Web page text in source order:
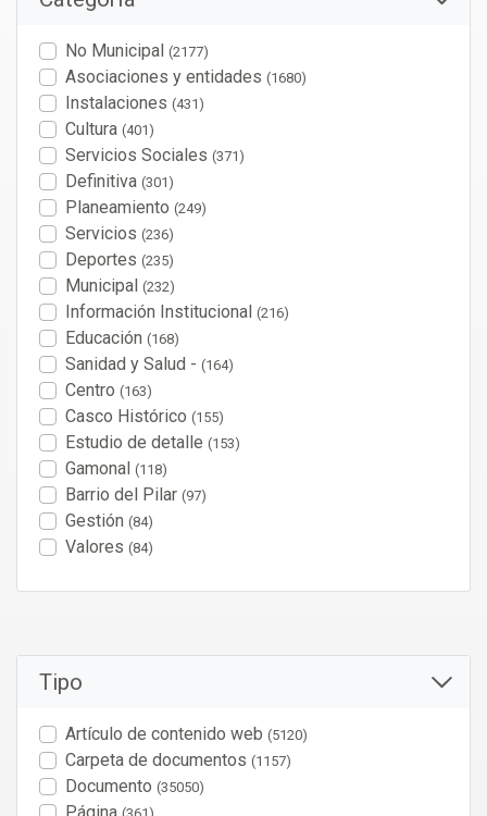
No Municipal (2177)
Asociaciones y entidades (1680)
Instalaciones (431)
Cultura (401)
Servicios Sociales (371)
Definitiva (301)
Planeamiento (249)
Servicios (236)
Deportes (235)
Municipal (232)
Información Institucional (216)
Educación (168)
Sanidad y Salud - (164)
Centro (163)
Casco Histórico (155)
Estudio de detalle (153)
Gamonal (118)
Barrio del Pilar (97)
Gestión (84)
Valores (84)
Tipo
Artículo de contenido web (5120)
Carpeta de documentos (1157)
Documento (35050)